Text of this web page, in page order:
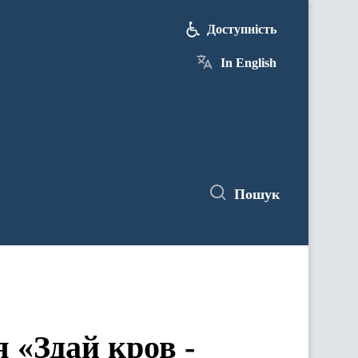
Доступність
In English
Пошук
«Здай кров -